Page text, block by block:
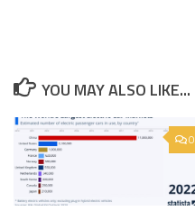
YOU MAY ALSO LIKE...
0